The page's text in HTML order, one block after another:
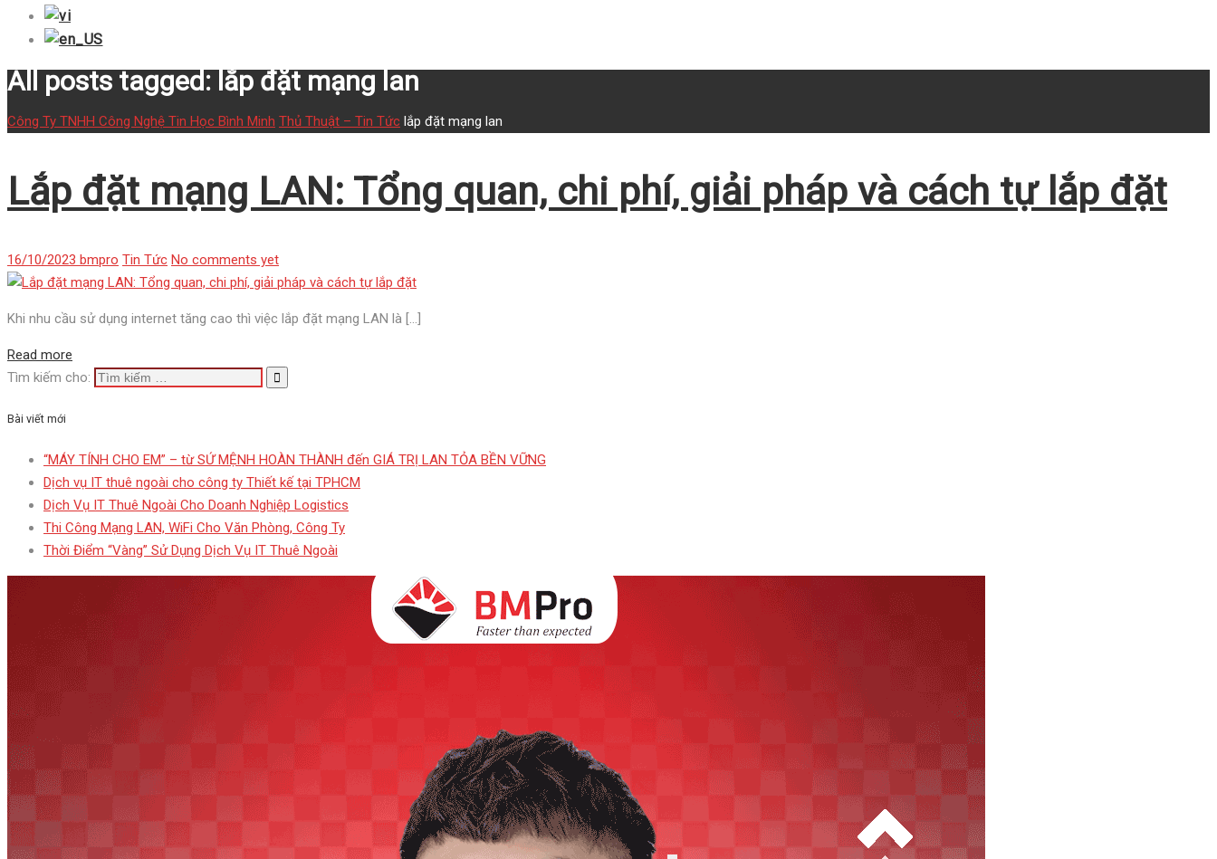
All posts tagged: lắp đặt mạng lan
Công Ty TNHH Công Nghệ Tin Học Bình Minh Thủ Thuật – Tin Tức lắp đặt mạng lan
Lắp đặt mạng LAN: Tổng quan, chi phí, giải pháp và cách tự lắp đặt
16/10/2023 bmpro Tin Tức No comments yet
Khi nhu cầu sử dụng internet tăng cao thì việc lắp đặt mạng LAN là […]
Read more
Tìm kiếm cho:
Bài viết mới
“MÁY TÍNH CHO EM” – từ SỨ MỆNH HOÀN THÀNH đến GIÁ TRỊ LAN TỎA BỀN VỮNG
Dịch vụ IT thuê ngoài cho công ty Thiết kế tại TPHCM
Dịch Vụ IT Thuê Ngoài Cho Doanh Nghiệp Logistics
Thi Công Mạng LAN, WiFi Cho Văn Phòng, Công Ty
Thời Điểm “Vàng” Sử Dụng Dịch Vụ IT Thuê Ngoài